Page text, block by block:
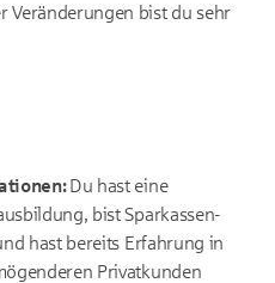
Veränderungen bist du sehr
Du hast eine
bist Sparkassen-
hast bereits Erfahrung in
Privatkunden